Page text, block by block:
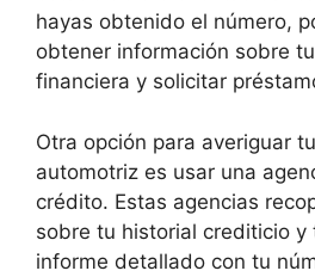
hayas obtenido el número,
obtener información sobre
financiera y solicitar
Otra opción para averiguar
automotriz es usar una
crédito. Estas agencias
sobre tu historial crediticio y
informe detallado con tu